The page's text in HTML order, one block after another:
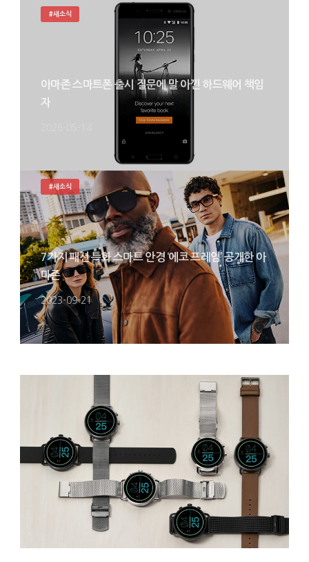
아마존 스마트폰 출시 질문에 말 아낀 하드웨어 책임
자
#새소식
7가지 패션 특화 스마트 안경 ‘에코 프레임’ 공개한 아
마존
2023-09-21
#새소식